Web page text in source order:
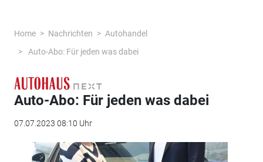
Home Nachrichten
Autohandel
Auto-Abo: Für jeden was dabei
Auto-Abo: Für jeden was dabei
07.07.2023 08:10 Uhr